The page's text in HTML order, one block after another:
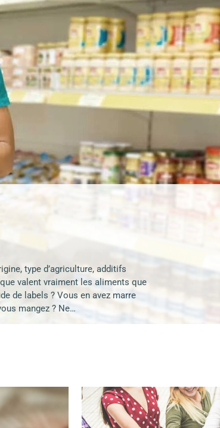
type d’agriculture, additifs
valent vraiment les aliments que
de labels ? Vous en avez marre
mangez ? Ne…